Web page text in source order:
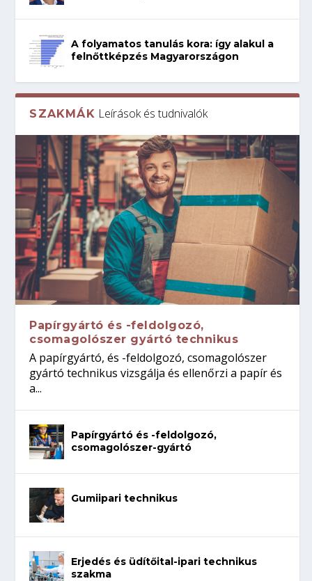
A folyamatos tanulás kora: így alakul a
felnőttképzés Magyarországon
SZAKMÁK Leírások és tudnivalók
Papírgyártó és -feldolgozó,
csomagolószer gyártó technikus
A papírgyártó, és -feldolgozó, csomagolószer
gyártó technikus vizsgálja és ellenőrzi a papír és
a...
Papírgyártó és -feldolgozó,
csomagolószer-gyártó
Gumiipari technikus
Erjedés és üdítőital-ipari technikus
szakma